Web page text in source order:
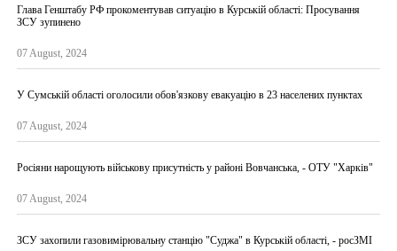
Глава Генштабу РФ прокоментував ситуацію в Курській області: Просування
ЗСУ зупинено
07 August, 2024
У Сумській області оголосили обов'язкову евакуацію в 23 населених пунктах
07 August, 2024
Росіяни нарощують військову присутність у районі Вовчанська, - ОТУ "Харків"
07 August, 2024
ЗСУ захопили газовимірювальну станцію "Суджа" в Курській області, - росЗМІ